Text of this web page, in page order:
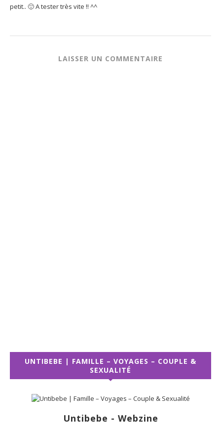
petit.. 🙂 A tester très vite !! ^^
LAISSER UN COMMENTAIRE
UNTIBEBE | FAMILLE – VOYAGES – COUPLE &
SEXUALITÉ
Untibebe - Webzine